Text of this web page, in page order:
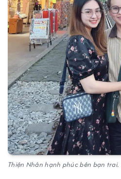
Thiện Nhân hạnh phúc bên bạn trai.